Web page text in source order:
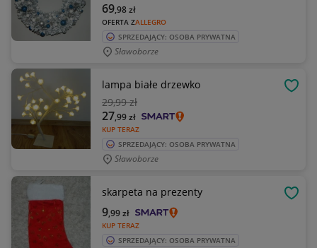
OFERTA ZALLEGRO
69,98zł
SPRZEDAJĄCY: OSOBA PRYWATNA
Sławoborze
lampa białe drzewko
29,99 zł
KUP TERAZ
27,99zł
SPRZEDAJĄCY: OSOBA PRYWATNA
Sławoborze
skarpeta na prezenty
KUP TERAZ
9,99zł
SPRZEDAJĄCY: OSOBA PRYWATNA